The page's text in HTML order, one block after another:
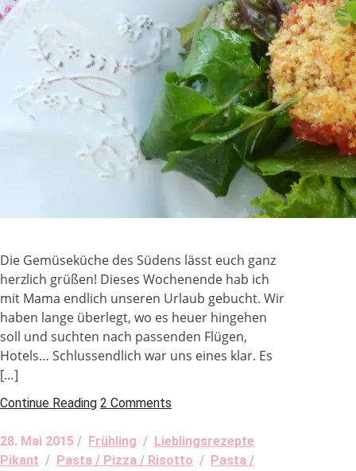
Die Gemüseküche des Südens lässt euch ganz
herzlich grüßen! Dieses Wochenende hab ich
mit Mama endlich unseren Urlaub gebucht. Wir
haben lange überlegt, wo es heuer hingehen
soll und suchten nach passenden Flügen,
Hotels… Schlussendlich war uns eines klar. Es
[…]
Continue Reading 2 Comments
28. Mai 2015 / Frühling / Lieblingsrezepte
Pikant / Pasta / Pizza / Risotto / Pasta /